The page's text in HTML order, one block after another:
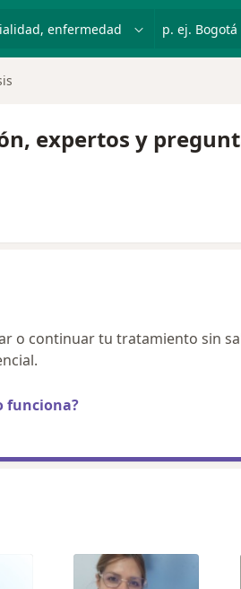
p. ej. Bogotá
expertos y
o continuar tu tratamiento sin
funciona?